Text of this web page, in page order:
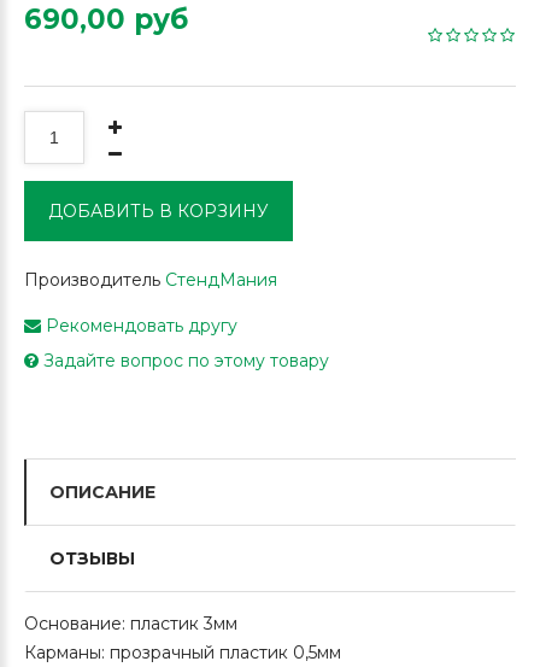
690,00 руб
ДОБАВИТЬ В КОРЗИНУ
Производитель СтендМания
Рекомендовать другу
Задайте вопрос по этому товару
ОПИСАНИЕ
ОТЗЫВЫ
Основание: пластик 3мм
Карманы: прозрачный пластик 0,5мм